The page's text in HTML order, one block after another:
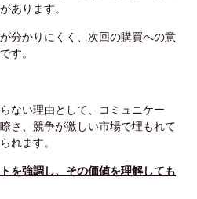
あります。
分かりにくく、次回の購買への意
す。
ない理由として、コミュニケー
さ、競争が激しい市場で埋もれて
れます。
を強調し、その価値を理解しても